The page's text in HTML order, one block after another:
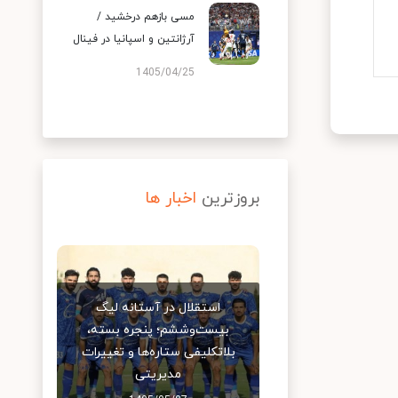
مسی بازهم درخشید /
آرژانتین و اسپانیا در فینال
1405/04/25
بروزترین اخبار ها
استقلال در آستانه لیگ
بیست‌وششم؛ پنجره بسته،
بلاتکلیفی ستاره‌ها و تغییرات
مدیریتی